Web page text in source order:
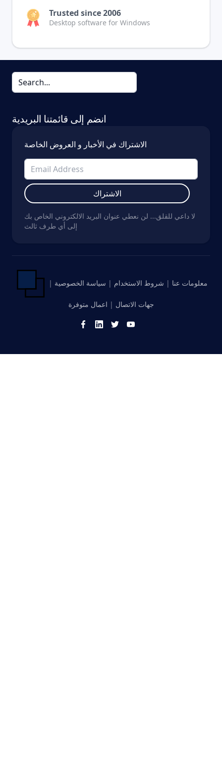
Trusted since 2006
Desktop software for Windows
انضم إلى قائمتنا البريدية
الاشتراك في الأخبار و العروض الخاصة
الاشتراك
لا داعي للقلق... لن نعطي عنوان البريد الالكتروني الخاص بك
إلى أي طرف ثالث
معلومات عنا | شروط الاستخدام | سياسة الخصوصية |
جهات الاتصال | اعمال متوفرة